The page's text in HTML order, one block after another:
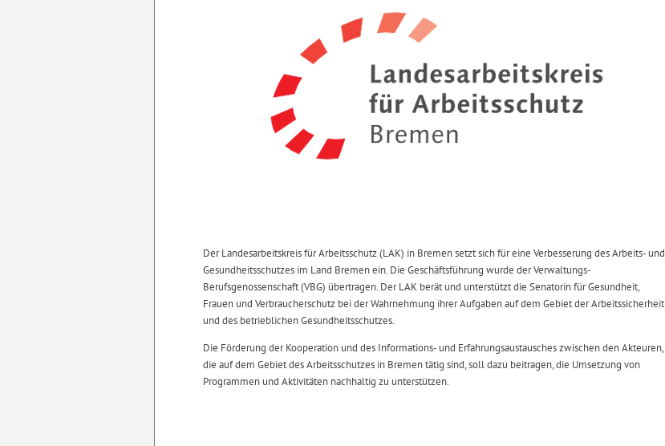
Der Landesarbeitskreis für Arbeitsschutz (LAK) in Bremen setzt sich für eine Verbesserung des Arbeits- und
Gesundheitsschutzes im Land Bremen ein. Die Geschäftsführung wurde der Verwaltungs-
Berufsgenossenschaft (VBG) übertragen. Der LAK berät und unterstützt die Senatorin für Gesundheit,
Frauen und Verbraucherschutz bei der Wahrnehmung ihrer Aufgaben auf dem Gebiet der Arbeitssicherheit
und des betrieblichen Gesundheitsschutzes.
Die Förderung der Kooperation und des Informations- und Erfahrungsaustausches zwischen den Akteuren,
die auf dem Gebiet des Arbeitsschutzes in Bremen tätig sind, soll dazu beitragen, die Umsetzung von
Programmen und Aktivitäten nachhaltig zu unterstützen.